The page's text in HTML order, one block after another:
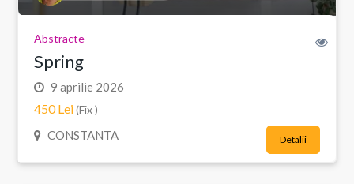
Abstracte
Spring
9 aprilie 2026
450 Lei(Fix )
CONSTANTA Detalii